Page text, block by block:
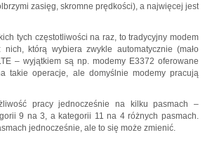
zasięg, skromne prędkości), a najwięcej jest
tych częstotliwości na raz, to tradycyjny modem
którą wybiera zwykle automatycznie (mało
– wyjątkiem są np. modemy E3372 oferowane
takie operacje, ale domyślnie modemy pracują
pracy jednocześnie na kilku pasmach –
9 na 3, a kategorii 11 na 4 różnych pasmach.
jednocześnie, ale to się może zmienić.